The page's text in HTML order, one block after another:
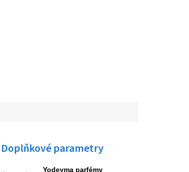
Doplňkové parametry
Yodeyma parfémy